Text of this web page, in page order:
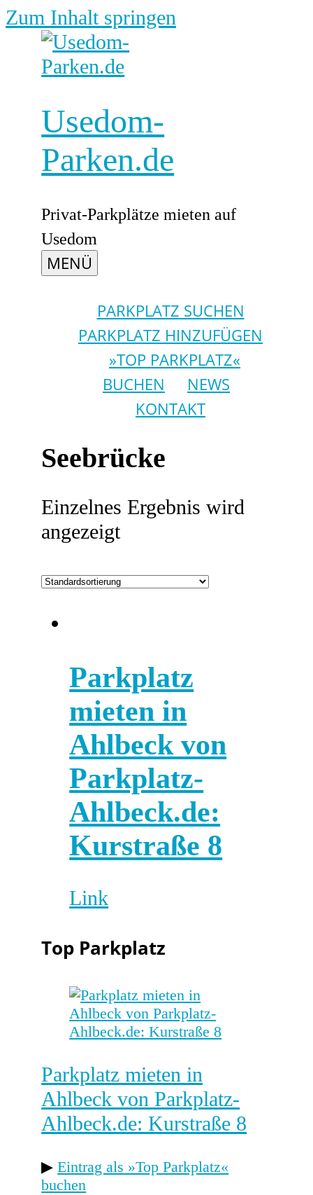
Zum Inhalt springen
Usedom-
Parken.de
Privat-Parkplätze mieten auf
Usedom
MENÜ
PARKPLATZ SUCHEN
PARKPLATZ HINZUFÜGEN
»TOP PARKPLATZ«
BUCHEN
NEWS
KONTAKT
Seebrücke
Einzelnes Ergebnis wird
angezeigt
Parkplatz
mieten in
Ahlbeck von
Parkplatz-
Ahlbeck.de:
Kurstraße 8
Link
Top Parkplatz
Parkplatz mieten in
Ahlbeck von Parkplatz-
Ahlbeck.de: Kurstraße 8
▶Eintrag als »Top Parkplatz«
buchen